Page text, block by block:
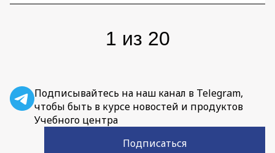
1 из 20
Подписывайтесь на наш канал в Telegram,
чтобы быть в курсе новостей и продуктов
Учебного центра
Подписаться